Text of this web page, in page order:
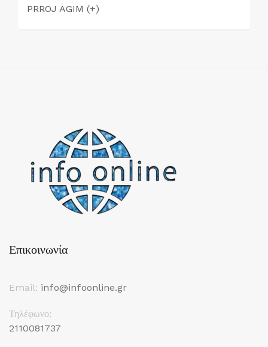
PRROJ AGIM (+)
Επικοινωνία
Email: info@infoonline.gr
Τηλέφωνο:
2110081737